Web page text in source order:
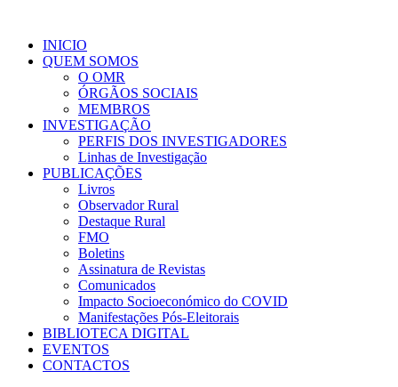
INICIO
QUEM SOMOS
O OMR
ÓRGÃOS SOCIAIS
MEMBROS
INVESTIGAÇÃO
PERFIS DOS INVESTIGADORES
Linhas de Investigação
PUBLICAÇÕES
Livros
Observador Rural
Destaque Rural
FMO
Boletins
Assinatura de Revistas
Comunicados
Impacto Socioeconómico do COVID
Manifestações Pós-Eleitorais
BIBLIOTECA DIGITAL
EVENTOS
CONTACTOS